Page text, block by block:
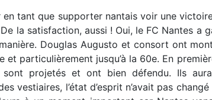
en tant que supporter nantais voir une
la satisfaction, aussi ! Oui, le FC Nantes a
Douglas Augusto et consort ont
et particulièrement jusqu’à la 60e. En
projetés et ont bien défendu. Ils
vestiaires, l’état d’esprit n’avait pas